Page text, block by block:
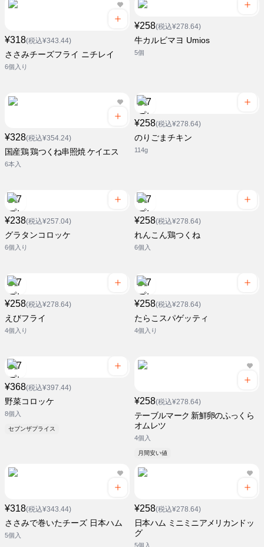
¥318(税込¥343.44)
ささみチーズフライ ニチレイ
6個入り
¥258(税込¥278.64)
牛カルビマヨ Umios
5個
¥328(税込¥354.24)
国産鶏 鶏つくね串照焼 ケイエス
6本入
¥258(税込¥278.64)
のりごまチキン
114g
¥238(税込¥257.04)
グラタンコロッケ
6個入り
¥258(税込¥278.64)
れんこん鶏つくね
6個入
¥258(税込¥278.64)
えびフライ
4個入り
¥258(税込¥278.64)
たらこスパゲッティ
4個入り
¥368(税込¥397.44)
野菜コロッケ
8個入
セブンザプライス
¥258(税込¥278.64)
テーブルマーク 新鮮卵のふっくら
オムレツ
4個入
月間安い値
¥318(税込¥343.44)
ささみで巻いたチーズ 日本ハム
5個入
¥258(税込¥278.64)
日本ハム ミニミニアメリカンドッ
グ
5個入